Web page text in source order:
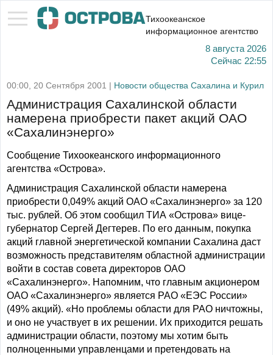
Тихоокеанское
информационное агентство
8 августа 2026
Сейчас 22:55
00:00, 20 Сентября 2001 | Новости общества Сахалина и Курил
Администрация Сахалинской области
намерена приобрести пакет акций ОАО
«Сахалинэнерго»
Сообщение Тихоокеанского информационного
агентства «Острова».
Администрация Сахалинской области намерена
приобрести 0,049% акций ОАО «Сахалинэнерго» за 120
тыс. рублей. Об этом сообщил ТИА «Острова» вице-
губернатор Сергей Дегтерев. По его данным, покупка
акций главной энергетической компании Сахалина даст
возможность представителям областной администрации
войти в состав совета директоров ОАО
«Сахалинэнерго». Напомним, что главным акционером
ОАО «Сахалинэнерго» является РАО «ЕЭС России»
(49% акций). «Но проблемы области для РАО ничтожны,
и оно не участвует в их решении. Их приходится решать
администрации области, поэтому мы хотим быть
полноценными управленцами и претендовать на